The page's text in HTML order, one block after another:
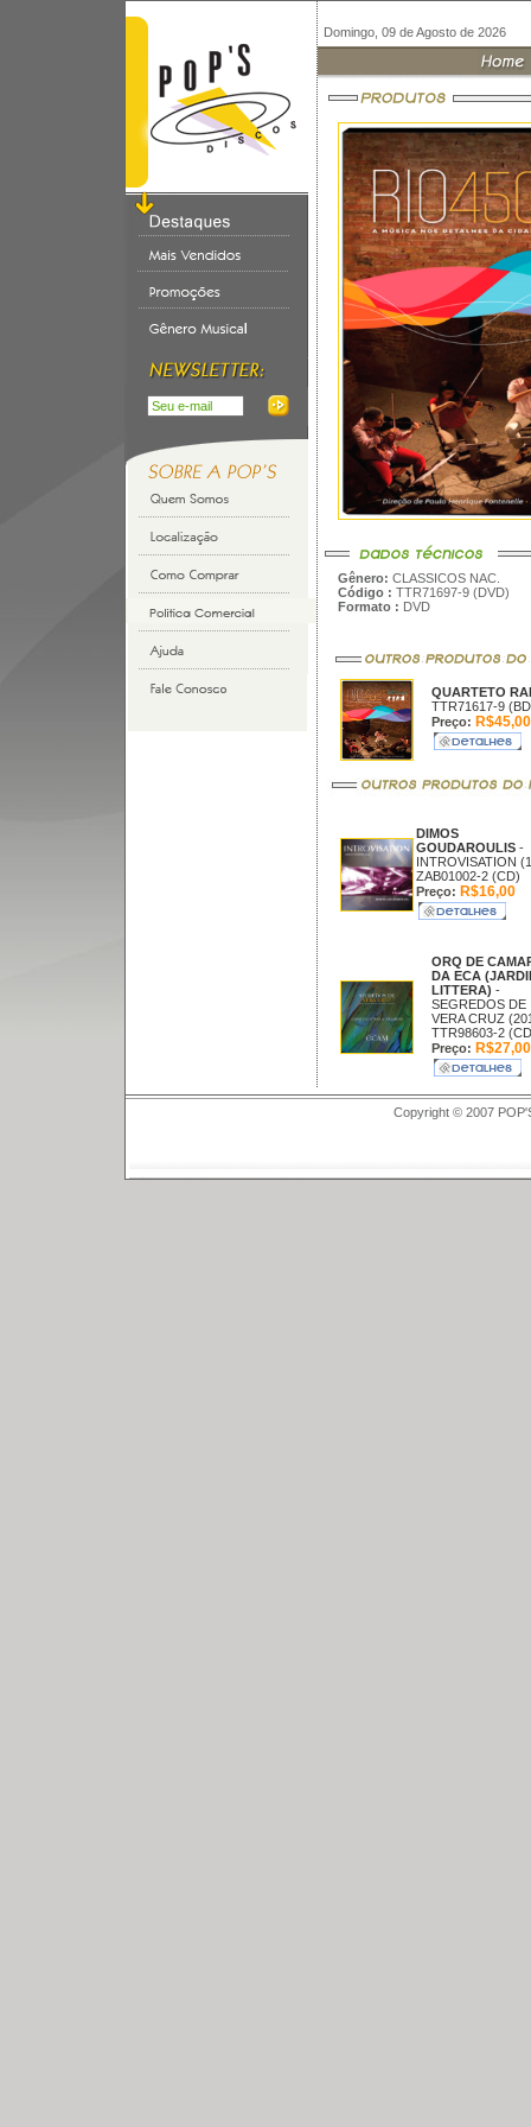
Domingo, 09 de Agosto de 2026
Gênero: CLASSICOS NAC.
Código : TTR71697-9 (DVD)
Formato : DVD
QUARTETO
TTR71617-9
Preço: R$45,00
DIMOS
GOUDAROULIS -
INTROVISATION
ZAB01002-2 (CD)
Preço: R$16,00
ORQ DE
DA ECA
LITTERA) -
SEGREDOS DE
VERA CRUZ
TTR98603-2
Preço: R$27,00
Copyright © 2007